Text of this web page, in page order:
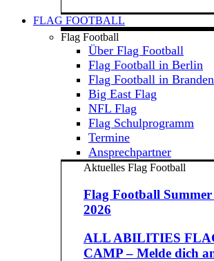
FLAG FOOTBALL
Flag Football
Über Flag Football
Flag Football in Berlin
Flag Football in
Big East Flag
NFL Flag
Flag Schulprogramm
Termine
Ansprechpartner
Aktuelles Flag Football
Flag Football
2026
ALL ABILITIES
CAMP – Melde dich